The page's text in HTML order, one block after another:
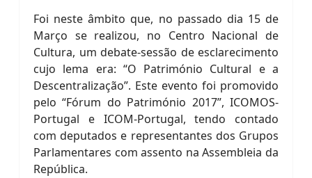
Foi neste âmbito que, no passado dia 15 de
Março se realizou, no Centro Nacional de
Cultura, um debate-sessão de esclarecimento
cujo lema era: “O Património Cultural e a
Descentralização”. Este evento foi promovido
pelo “Fórum do Património 2017”, ICOMOS-
Portugal e ICOM-Portugal, tendo contado
com deputados e representantes dos Grupos
Parlamentares com assento na Assembleia da
República.